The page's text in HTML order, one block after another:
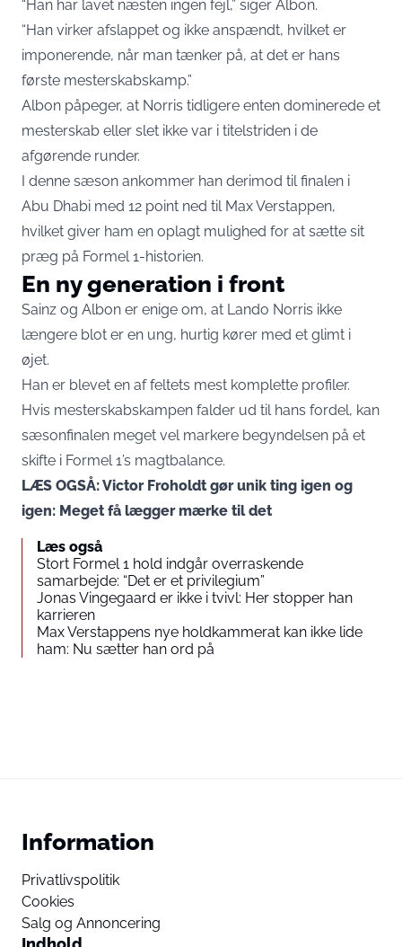
“Han har lavet næsten ingen fejl,” siger Albon.
“Han virker afslappet og ikke anspændt, hvilket er
imponerende, når man tænker på, at det er hans
første mesterskabskamp.”
Albon påpeger, at Norris tidligere enten dominerede et
mesterskab eller slet ikke var i titelstriden i de
afgørende runder.
I denne sæson ankommer han derimod til finalen i
Abu Dhabi med 12 point ned til Max Verstappen,
hvilket giver ham en oplagt mulighed for at sætte sit
præg på Formel 1-historien.
En ny generation i front
Sainz og Albon er enige om, at Lando Norris ikke
længere blot er en ung, hurtig kører med et glimt i
øjet.
Han er blevet en af feltets mest komplette profiler.
Hvis mesterskabskampen falder ud til hans fordel, kan
sæsonfinalen meget vel markere begyndelsen på et
skifte i Formel 1’s magtbalance.
LÆS OGSÅ: Victor Froholdt gør unik ting igen og
igen: Meget få lægger mærke til det
Læs også
Stort Formel 1 hold indgår overraskende
samarbejde: “Det er et privilegium”
Jonas Vingegaard er ikke i tvivl: Her stopper han
karrieren
Max Verstappens nye holdkammerat kan ikke lide
ham: Nu sætter han ord på
Information
Privatlivspolitik
Cookies
Salg og Annoncering